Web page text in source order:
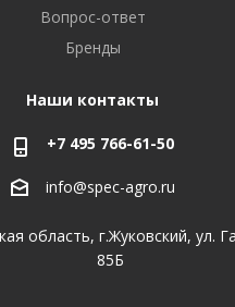
Вопрос-ответ
Бренды
Наши контакты
+7 495 766-61-50
info@spec-agro.ru
область, г.Жуковский, ул.
85Б